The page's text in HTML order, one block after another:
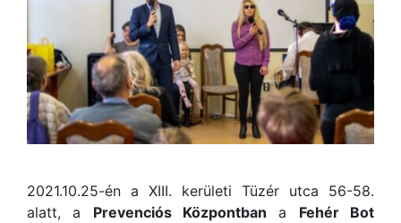
2021.10.25-én a XIII. kerületi Tüzér utca 56-58.
alatt, a Prevenciós Központban a Fehér Bot